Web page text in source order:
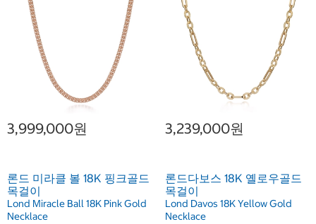
3,999,000원
론드 미라클 볼 18K 핑크골드
목걸이
Lond Miracle Ball 18K Pink Gold
Necklace
3,239,000원
론드다보스 18K 옐로우골드
목걸이
Lond Davos 18K Yellow Gold
Necklace